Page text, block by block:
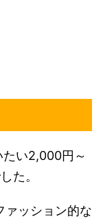
い2,000円～
た。
ァッション的な